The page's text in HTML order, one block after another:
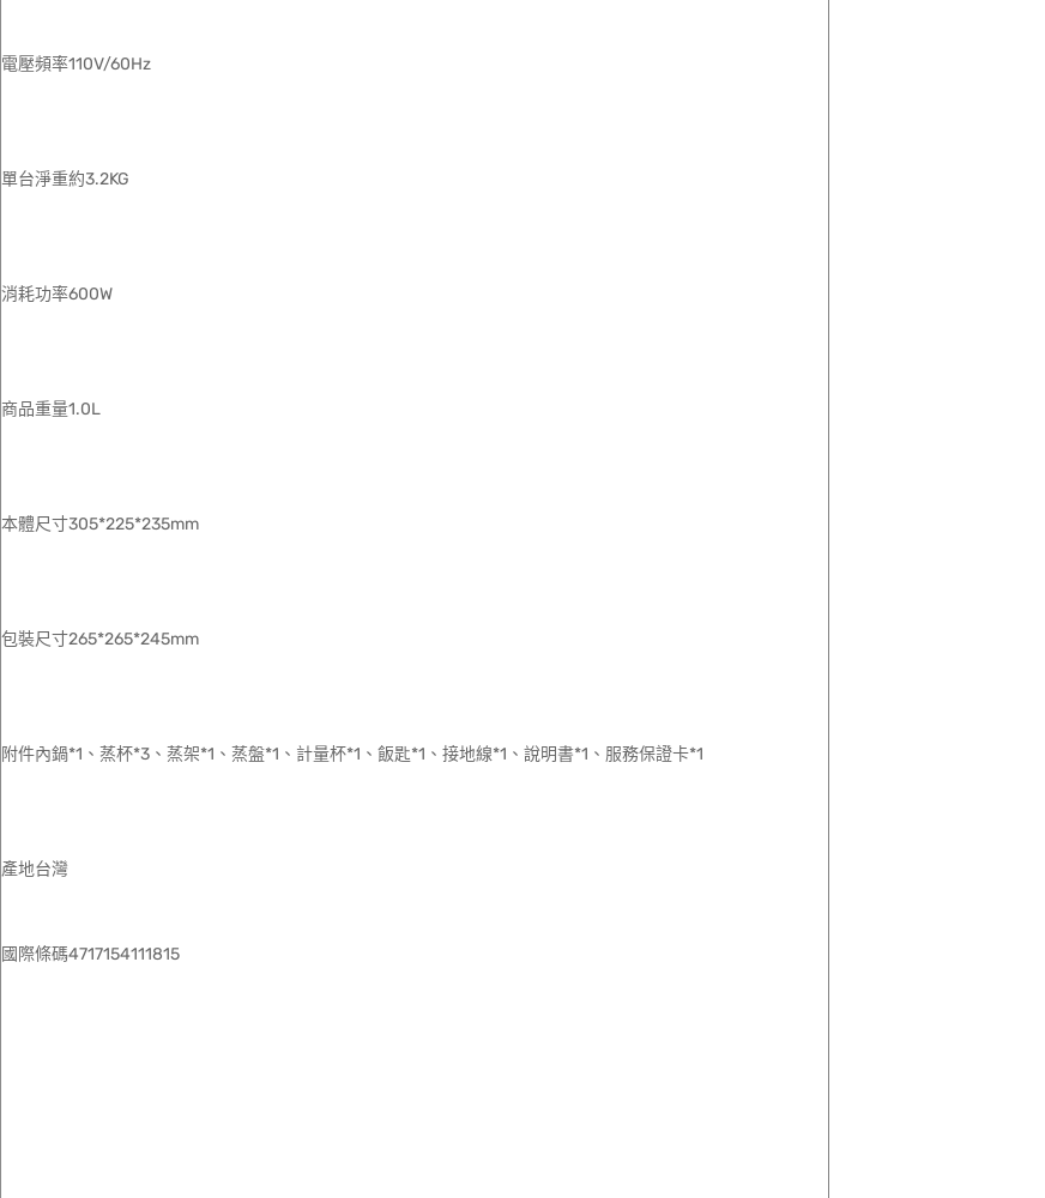
電壓頻率110V/60Hz
單台淨重約3.2KG
消耗功率600W
商品重量1.0L
本體尺寸305*225*235mm
包裝尺寸265*265*245mm
附件內鍋*1、蒸杯*3、蒸架*1、蒸盤*1、計量杯*1、飯匙*1、接地線*1、說明書*1、服務保證卡*1
產地台灣
國際條碼4717154111815